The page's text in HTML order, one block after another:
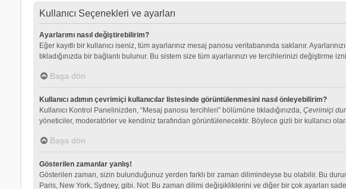
Kullanıcı Seçenekleri ve ayarları
Ayarlarımı nasıl değiştirebilirim?
Eğer kayıtlı bir kullanıcı iseniz, tüm ayarlarınız mesaj panosu veritabanında saklanır.
tıkladığınızda bir bağlantı bulunur. Bu sistem size tüm ayarlarınızı ve tercihlerinizi değiştirme
Başa dön
Kullanıcı adımın çevrimiçi kullanıcılar listesinde görüntülenmesini nasıl önleyebilirim?
Kullanıcı Kontrol Panelinizden, “Mesaj panosu tercihleri” bölümüne tıkladığınızda, Çevrimiçi
yöneticiler, moderatörler ve kendiniz tarafından görüntülenecektir. Böylece gizli bir kullanıcı
Başa dön
Gösterilen zamanlar yanlış!
Gösterilen zaman, sizin bulunduğunuz yerden farklı bir zaman dilimindeyse bu olabilir. Bu
Paris, New York, Sydney, gibi. Not: Bu zaman dilimi değişikliklerini ve diğer bir çok ayarları